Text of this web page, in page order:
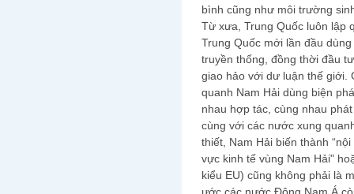
bình cũng như môi trường
Từ xưa, Trung Quốc luôn lập
Trung Quốc mới lần đầu
truyền thống, đồng thời đầu
giao hảo với dư luận thế giới.
quanh Nam Hải dùng biện
nhau hợp tác, cùng nhau
cùng với các nước xung
thiết, Nam Hải biến thành
vực kinh tế vùng Nam Hải"
kiểu EU) cũng không phải là
ước các nước Đông Nam Á